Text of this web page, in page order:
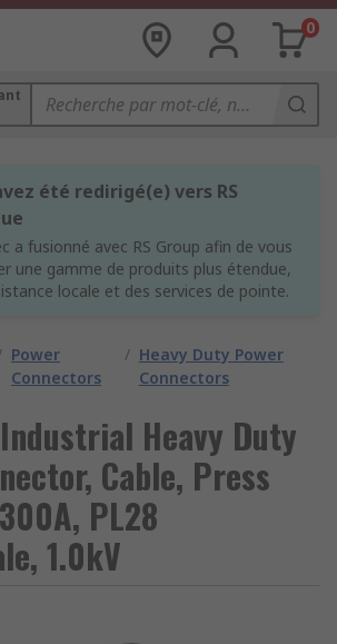
0
été redirigé(e) vers RS
a fusionné avec RS Group afin de vous
une gamme de produits plus étendue,
locale et des services de pointe.
Power
Connectors
/ Heavy Duty Power
Connectors
Heavy Duty
Cable, Press
PL28
1.0kV